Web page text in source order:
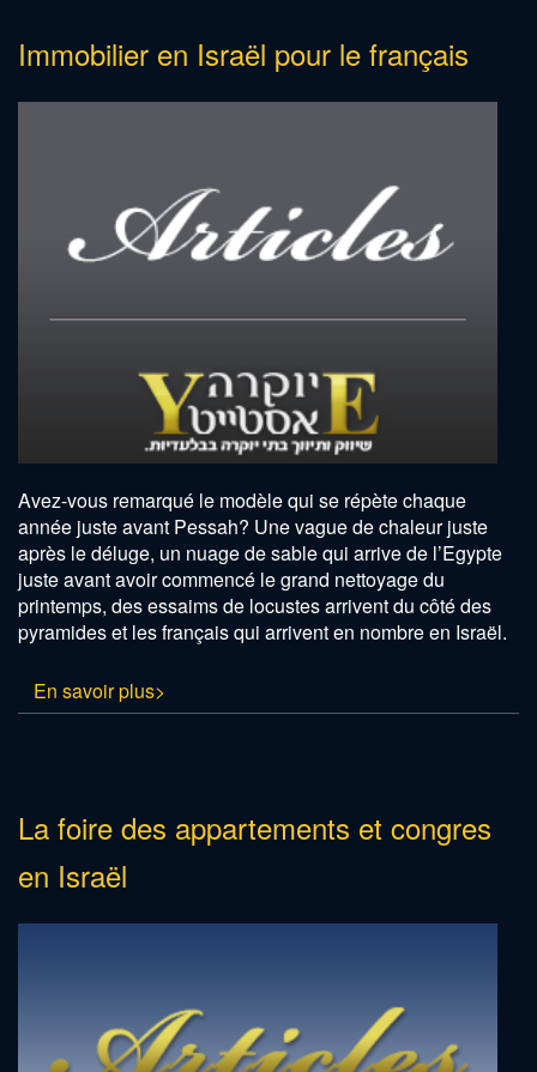
skip
the
Immobilier en Israël pour le français
Avez-vous remarqué le modèle qui se répète chaque
année juste avant Pessah? Une vague de chaleur juste
après le déluge, un nuage de sable qui arrive de l’Egypte
juste avant avoir commencé le grand nettoyage du
printemps, des essaims de locustes arrivent du côté des
pyramides et les français qui arrivent en nombre en Israël.
En savoir plus>
La foire des appartements et congres
en Israël